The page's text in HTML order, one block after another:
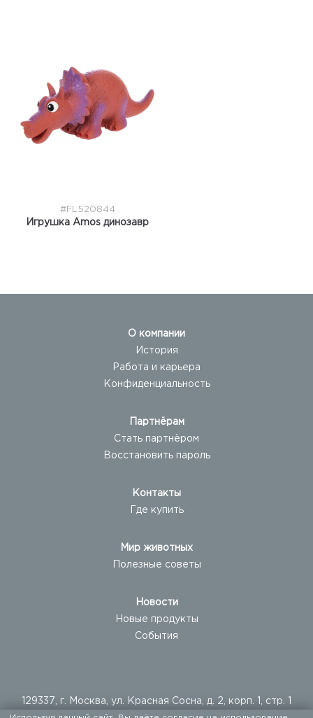
#FL520844
Игрушка Amos динозавр
О компании
История
Работа и карьера
Конфиденциальность
Партнёрам
Стать партнёром
Восстановить пароль
Контакты
Где купить
Мир животных
Полезные советы
Новости
Новые продукты
События
129337, г. Москва, ул. Красная Сосна, д. 2, корп. 1, стр. 1